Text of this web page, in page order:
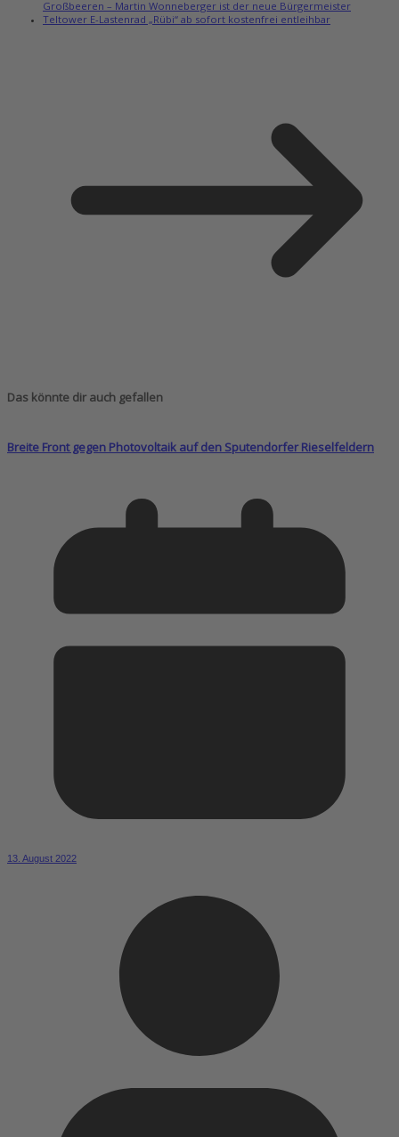
Großbeeren – Martin Wonneberger ist der neue Bürgermeister
Teltower E-Lastenrad „Rübi“ ab sofort kostenfrei entleihbar
Das könnte dir auch gefallen
Breite Front gegen Photovoltaik auf den Sputendorfer Rieselfeldern
13. August 2022